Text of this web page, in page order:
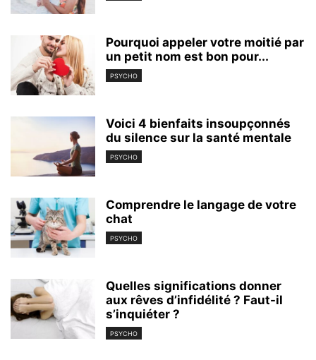
Pourquoi appeler votre moitié par
un petit nom est bon pour...
PSYCHO
Voici 4 bienfaits insoupçonnés
du silence sur la santé mentale
PSYCHO
Comprendre le langage de votre
chat
PSYCHO
Quelles significations donner
aux rêves d’infidélité ? Faut-il
s’inquiéter ?
PSYCHO